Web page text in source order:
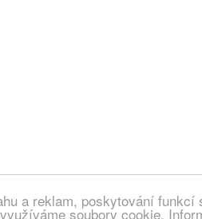
a reklam, poskytování
soubory cookie.